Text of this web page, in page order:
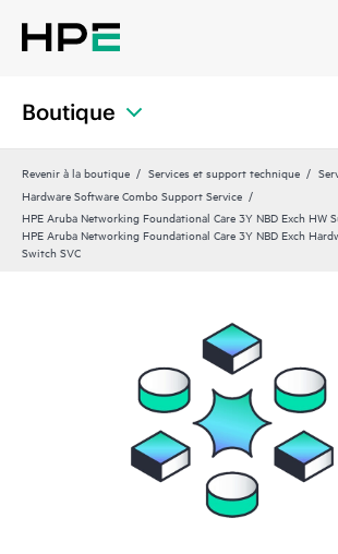
Boutique
Revenir à la boutique Services et support technique
Hardware Software Combo Support Service
HPE Aruba Networking Foundational Care 3Y NBD Exch HW
HPE Aruba Networking Foundational Care 3Y NBD Exch
Switch SVC